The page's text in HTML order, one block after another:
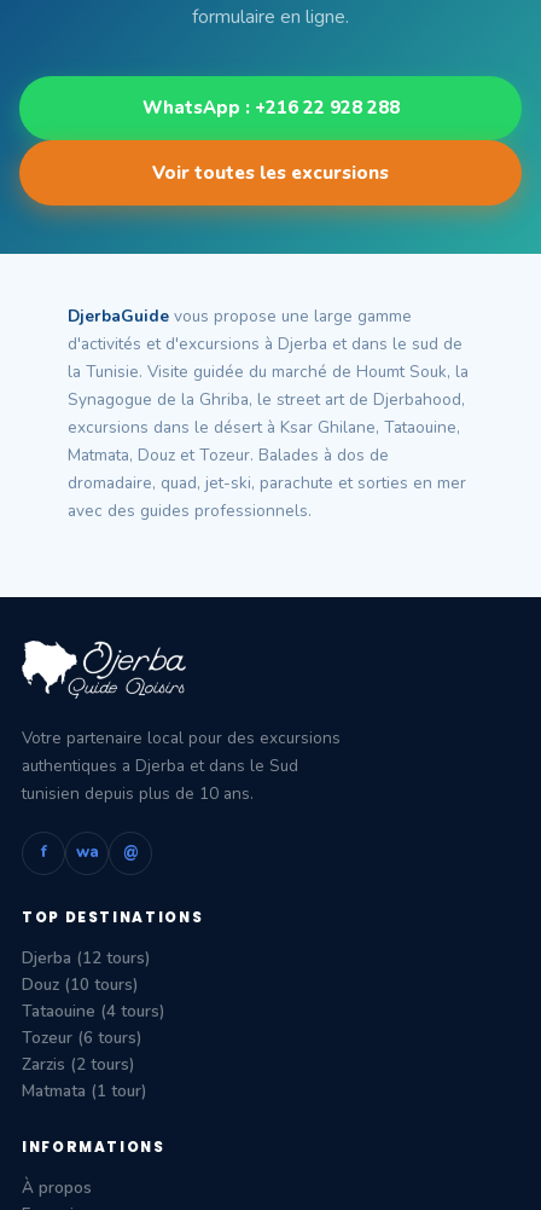
formulaire en ligne.
WhatsApp : +216 22 928 288
Voir toutes les excursions
DjerbaGuide vous propose une large gamme
d'activités et d'excursions à Djerba et dans le sud de
la Tunisie. Visite guidée du marché de Houmt Souk, la
Synagogue de la Ghriba, le street art de Djerbahood,
excursions dans le désert à Ksar Ghilane, Tataouine,
Matmata, Douz et Tozeur. Balades à dos de
dromadaire, quad, jet-ski, parachute et sorties en mer
avec des guides professionnels.
Votre partenaire local pour des excursions
authentiques a Djerba et dans le Sud
tunisien depuis plus de 10 ans.
f wa @
TOP DESTINATIONS
Djerba (12 tours)
Douz (10 tours)
Tataouine (4 tours)
Tozeur (6 tours)
Zarzis (2 tours)
Matmata (1 tour)
INFORMATIONS
À propos